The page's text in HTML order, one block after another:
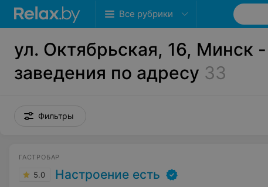
Все рубрики
ул. Октябрьская, 16, Минск
заведения по адресу 33
Фильтры
ГАСТРОБАР
5.0 Настроение есть